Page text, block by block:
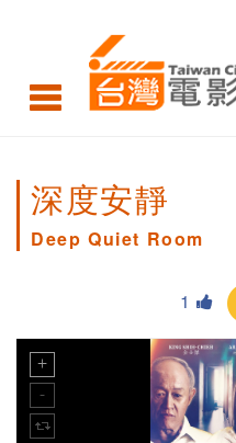
深度安靜
Deep Quiet Room
1